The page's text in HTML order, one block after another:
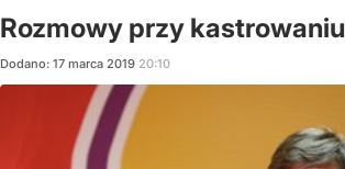
Rozmowy przy kastrowaniu
Dodano: 17 marca 2019 20:10